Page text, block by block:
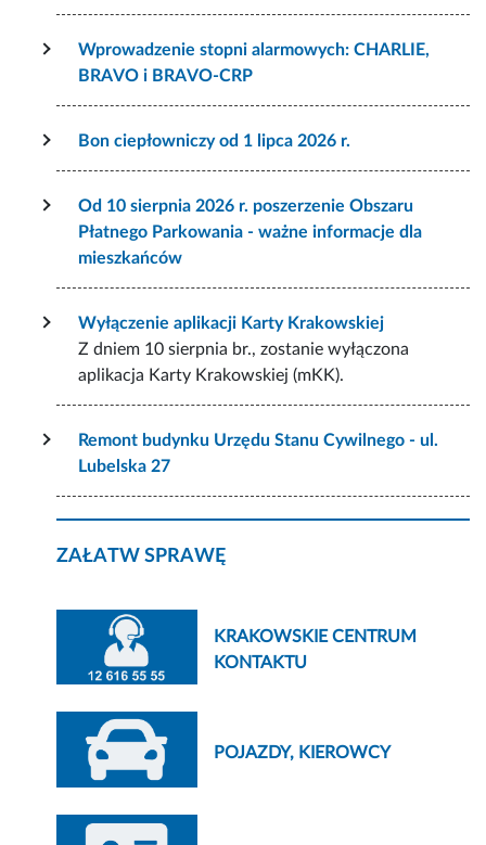
Wprowadzenie stopni alarmowych: CHARLIE,
BRAVO i BRAVO-CRP
Bon ciepłowniczy od 1 lipca 2026 r.
Od 10 sierpnia 2026 r. poszerzenie Obszaru
Płatnego Parkowania - ważne informacje dla
mieszkańców
Wyłączenie aplikacji Karty Krakowskiej
Z dniem 10 sierpnia br., zostanie wyłączona
aplikacja Karty Krakowskiej (mKK).
Remont budynku Urzędu Stanu Cywilnego - ul.
Lubelska 27
ZAŁATW SPRAWĘ
KRAKOWSKIE CENTRUM
KONTAKTU
POJAZDY, KIEROWCY